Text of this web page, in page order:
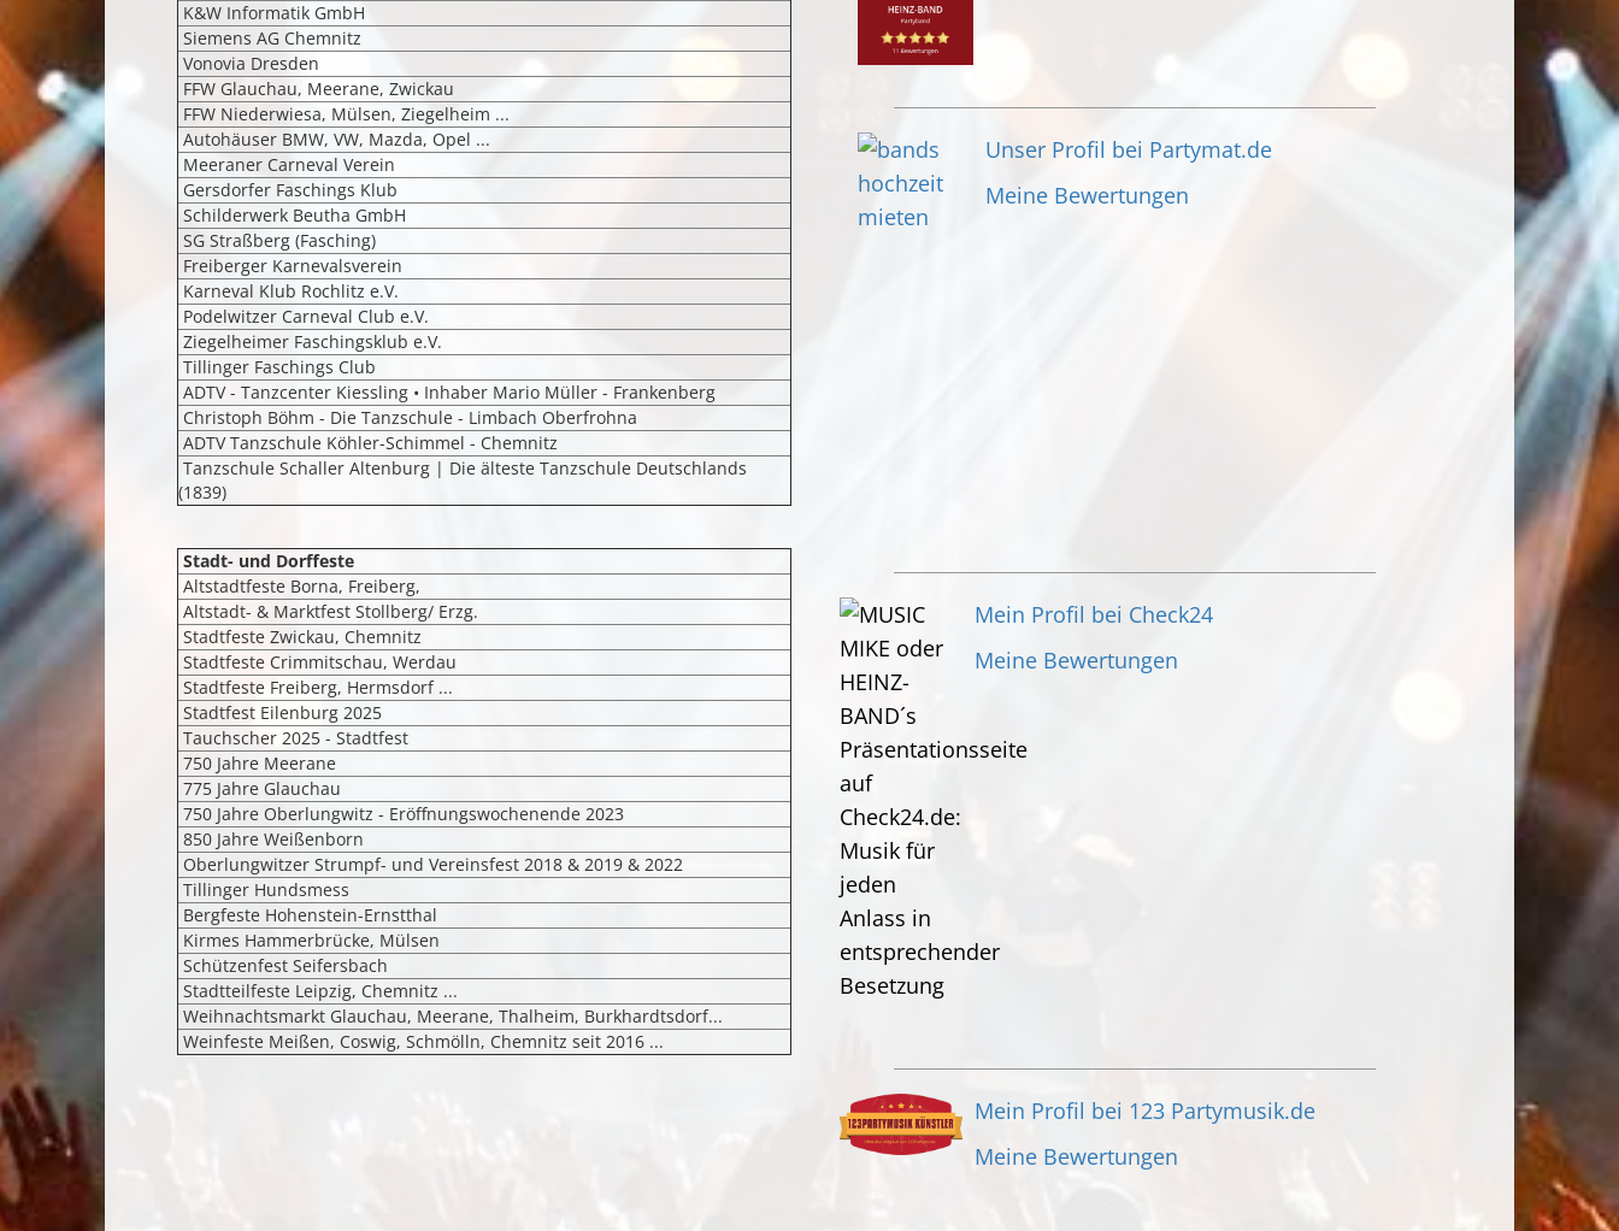
K&W Informatik GmbH
Siemens AG Chemnitz
Vonovia Dresden
FFW Glauchau, Meerane, Zwickau
FFW Niederwiesa, Mülsen, Ziegelheim ...
Autohäuser BMW, VW, Mazda, Opel ...
Meeraner Carneval Verein
Gersdorfer Faschings Klub
Schilderwerk Beutha GmbH
SG Straßberg (Fasching)
Freiberger Karnevalsverein
Karneval Klub Rochlitz e.V.
Podelwitzer Carneval Club e.V.
Ziegelheimer Faschingsklub e.V.
Tillinger Faschings Club
ADTV - Tanzcenter Kiessling • Inhaber Mario Müller - Frankenberg
Christoph Böhm - Die Tanzschule - Limbach Oberfrohna
ADTV Tanzschule Köhler-Schimmel - Chemnitz
Tanzschule Schaller Altenburg | Die älteste Tanzschule Deutschlands
(1839)
Unser Profil bei Partymat.de
Meine Bewertungen
Stadt- und Dorffeste
Altstadtfeste Borna, Freiberg,
Altstadt- & Marktfest Stollberg/ Erzg.
Stadtfeste Zwickau, Chemnitz
Stadtfeste Crimmitschau, Werdau
Stadtfeste Freiberg, Hermsdorf ...
Stadtfest Eilenburg 2025
Tauchscher 2025 - Stadtfest
750 Jahre Meerane
775 Jahre Glauchau
750 Jahre Oberlungwitz - Eröffnungswochenende 2023
850 Jahre Weißenborn
Oberlungwitzer Strumpf- und Vereinsfest 2018 & 2019 & 2022
Tillinger Hundsmess
Bergfeste Hohenstein-Ernstthal
Kirmes Hammerbrücke, Mülsen
Schützenfest Seifersbach
Stadtteilfeste Leipzig, Chemnitz ...
Weihnachtsmarkt Glauchau, Meerane, Thalheim, Burkhardtsdorf...
Weinfeste Meißen, Coswig, Schmölln, Chemnitz seit 2016 ...
Mein Profil bei Check24
Meine Bewertungen
Mein Profil bei 123 Partymusik.de
Meine Bewertungen